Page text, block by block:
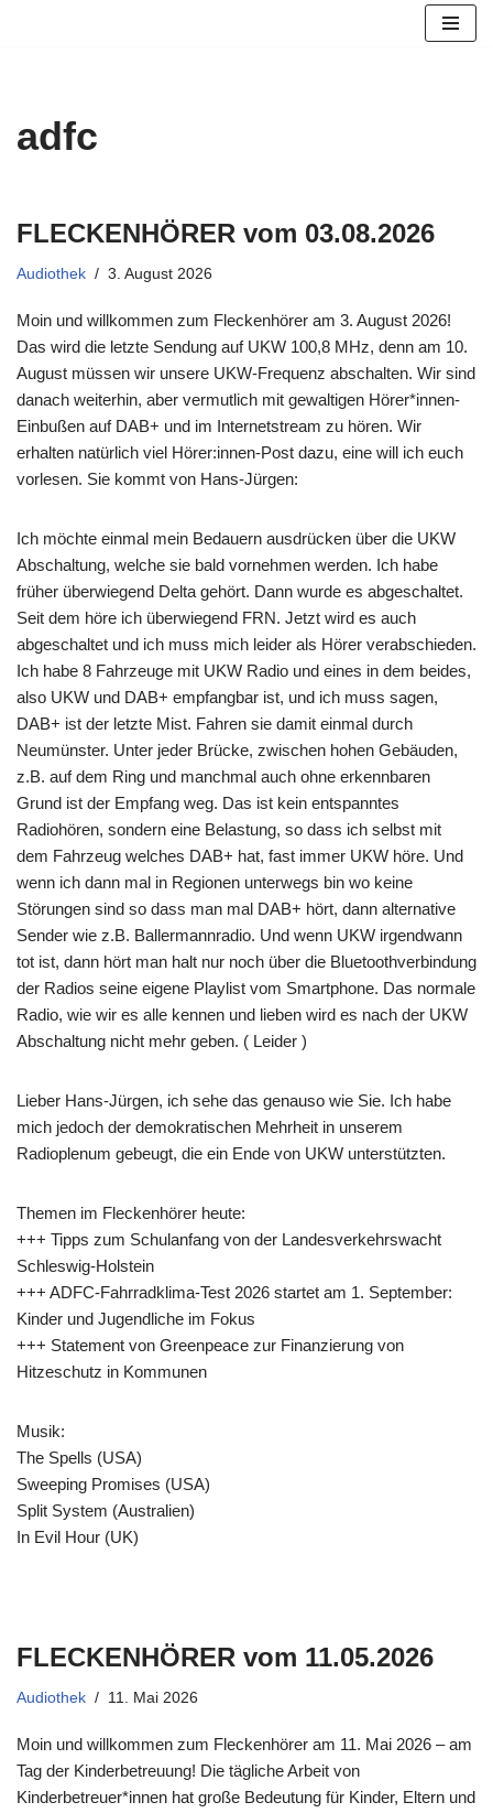
adfc
FLECKENHÖRER vom 03.08.2026
Audiothek 3. August 2026
Moin und willkommen zum Fleckenhörer am 3. August 2026!
Das wird die letzte Sendung auf UKW 100,8 MHz, denn am 10.
August müssen wir unsere UKW-Frequenz abschalten. Wir sind
danach weiterhin, aber vermutlich mit gewaltigen Hörer*innen-
Einbußen auf DAB+ und im Internetstream zu hören. Wir
erhalten natürlich viel Hörer:innen-Post dazu, eine will ich euch
vorlesen. Sie kommt von Hans-Jürgen:
Ich möchte einmal mein Bedauern ausdrücken über die UKW
Abschaltung, welche sie bald vornehmen werden. Ich habe
früher überwiegend Delta gehört. Dann wurde es abgeschaltet.
Seit dem höre ich überwiegend FRN. Jetzt wird es auch
abgeschaltet und ich muss mich leider als Hörer verabschieden.
Ich habe 8 Fahrzeuge mit UKW Radio und eines in dem beides,
also UKW und DAB+ empfangbar ist, und ich muss sagen,
DAB+ ist der letzte Mist. Fahren sie damit einmal durch
Neumünster. Unter jeder Brücke, zwischen hohen Gebäuden,
z.B. auf dem Ring und manchmal auch ohne erkennbaren
Grund ist der Empfang weg. Das ist kein entspanntes
Radiohören, sondern eine Belastung, so dass ich selbst mit
dem Fahrzeug welches DAB+ hat, fast immer UKW höre. Und
wenn ich dann mal in Regionen unterwegs bin wo keine
Störungen sind so dass man mal DAB+ hört, dann alternative
Sender wie z.B. Ballermannradio. Und wenn UKW irgendwann
tot ist, dann hört man halt nur noch über die Bluetoothverbindung
der Radios seine eigene Playlist vom Smartphone. Das normale
Radio, wie wir es alle kennen und lieben wird es nach der UKW
Abschaltung nicht mehr geben. ( Leider )
Lieber Hans-Jürgen, ich sehe das genauso wie Sie. Ich habe
mich jedoch der demokratischen Mehrheit in unserem
Radioplenum gebeugt, die ein Ende von UKW unterstützten.
Themen im Fleckenhörer heute:
+++ Tipps zum Schulanfang von der Landesverkehrswacht
Schleswig-Holstein
+++ ADFC-Fahrradklima-Test 2026 startet am 1. September:
Kinder und Jugendliche im Fokus
+++ Statement von Greenpeace zur Finanzierung von
Hitzeschutz in Kommunen
Musik:
The Spells (USA)
Sweeping Promises (USA)
Split System (Australien)
In Evil Hour (UK)
FLECKENHÖRER vom 11.05.2026
Audiothek 11. Mai 2026
Moin und willkommen zum Fleckenhörer am 11. Mai 2026 – am
Tag der Kinderbetreuung! Die tägliche Arbeit von
Kinderbetreuer*innen hat große Bedeutung für Kinder, Eltern und